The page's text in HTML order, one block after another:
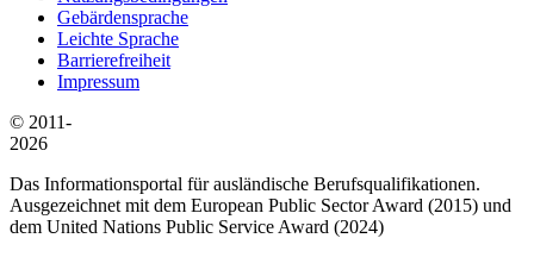
Gebärdensprache
Leichte Sprache
Barrierefreiheit
Impressum
© 2011-
2026
Das Informationsportal für ausländische Berufsqualifikationen.
Ausgezeichnet mit dem European Public Sector Award (2015) und
dem United Nations Public Service Award (2024)